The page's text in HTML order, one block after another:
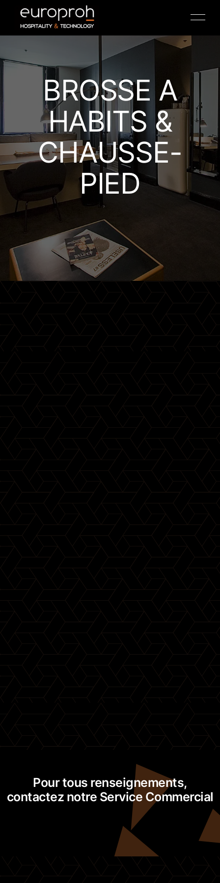
TV HOSPITALITY
ANTENNE COAXIALE
COFFRES-FORTS
MINIBARS
ACCESSOIRES
BROSSE A
HABITS &
CHAUSSE-
PIED
Pour tous renseignements,
contactez notre Service Commercial